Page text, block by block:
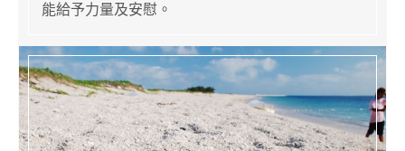
能給予力量及安慰。